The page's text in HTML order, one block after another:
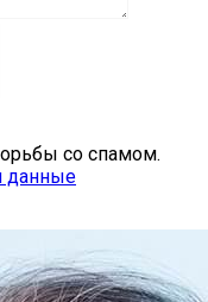
со спамом.
данные